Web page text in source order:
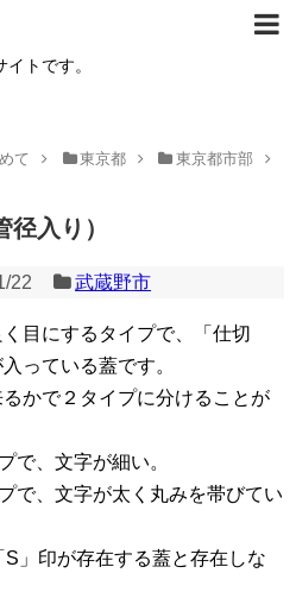
トです。
て 東京都
東京都市部
入り）
22 武蔵野市
目にするタイプで、「仕切
っている蓋です。
かで２タイプに分けることが
で、文字が細い。
で、文字が太く丸みを帯びてい
」印が存在する蓋と存在しな